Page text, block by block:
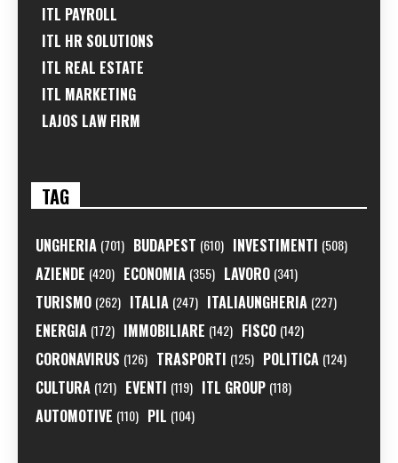
ITL PAYROLL
ITL HR SOLUTIONS
ITL REAL ESTATE
ITL MARKETING
LAJOS LAW FIRM
TAG
UNGHERIA (701) BUDAPEST (610) INVESTIMENTI (508)
AZIENDE (420) ECONOMIA (355) LAVORO (341)
TURISMO (262) ITALIA (247) ITALIAUNGHERIA (227)
ENERGIA (172) IMMOBILIARE (142) FISCO (142)
CORONAVIRUS (126) TRASPORTI (125) POLITICA (124)
CULTURA (121) EVENTI (119) ITL GROUP (118)
AUTOMOTIVE (110) PIL (104)